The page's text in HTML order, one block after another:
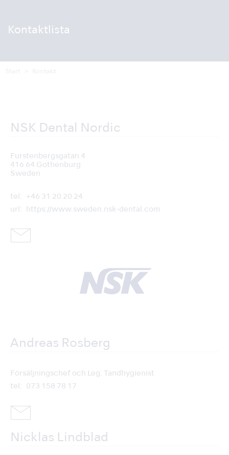
Kontaktlista
NSK Dental Nordic
Furstenbergsgatan 4
416 64 Gothenburg
Sweden
tel
+46 31 20 20 24
url
https://www.sweden.nsk-dental.com
Andreas Rosberg
Försäljningschef och Leg. Tandhygienist
tel
073 158 78 17
Nicklas Lindblad